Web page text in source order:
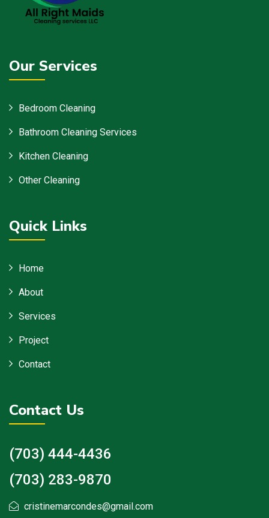
Our Services
Bedroom Cleaning
Bathroom Cleaning Services
Kitchen Cleaning
Other Cleaning
Quick Links
Home
About
Services
Project
Contact
Contact Us
(703) 444-4436
(703) 283-9870
cristinemarcondes@gmail.com